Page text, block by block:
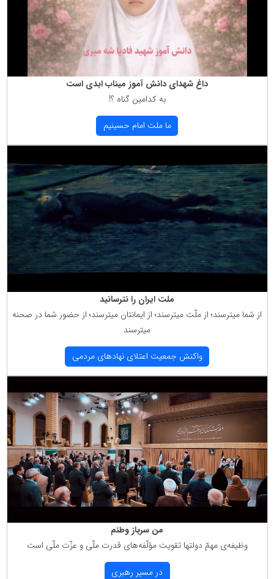
داغ شهدای دانش آموز میناب ابدی است
به كدامین گناه ؟!
ما ملت امام حسینیم
ملت ایران را نترسانید
از شما میترسند؛ از ملّت میترسند؛ از ایمانتان میترسند؛ از حضور شما در صحنه
میترسند
واكنش جمعیت اعتلای نهادهای مردمی
من سرباز وطنم
وظیفه‌ی مهمّ دولتها تقویت مؤلّفه‌های قدرت ملّی و عزّت ملّی است
در مسیر رهبری